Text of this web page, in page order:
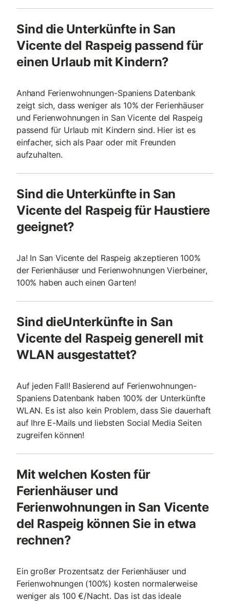
Sind die Unterkünfte in San
Vicente del Raspeig passend für
einen Urlaub mit Kindern?
Anhand Ferienwohnungen-Spaniens Datenbank
zeigt sich, dass weniger als 10% der Ferienhäuser
und Ferienwohnungen in San Vicente del Raspeig
passend für Urlaub mit Kindern sind. Hier ist es
einfacher, sich als Paar oder mit Freunden
aufzuhalten.
Sind die Unterkünfte in San
Vicente del Raspeig für Haustiere
geeignet?
Ja! In San Vicente del Raspeig akzeptieren 100%
der Ferienhäuser und Ferienwohnungen Vierbeiner,
100% haben auch einen Garten!
Sind dieUnterkünfte in San
Vicente del Raspeig generell mit
WLAN ausgestattet?
Auf jeden Fall! Basierend auf Ferienwohnungen-
Spaniens Datenbank haben 100% der Unterkünfte
WLAN. Es ist also kein Problem, dass Sie dauerhaft
auf Ihre E-Mails und liebsten Social Media Seiten
zugreifen können!
Mit welchen Kosten für
Ferienhäuser und
Ferienwohnungen in San Vicente
del Raspeig können Sie in etwa
rechnen?
Ein großer Prozentsatz der Ferienhäuser und
Ferienwohnungen (100%) kosten normalerweise
weniger als 100 €/Nacht. Das ist das ideale